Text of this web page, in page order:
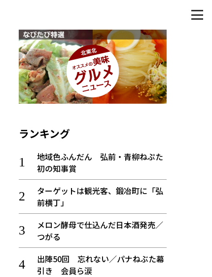
ランキング
地域色ふんだん 弘前・青柳ねぷた
初の知事賞
ターゲットは観光客、鍛冶町に「弘
前横丁」
メロン酵母で仕込んだ日本酒発売／
つがる
出陣50回 忘れない／パナねぶた幕
引き 会員ら涙